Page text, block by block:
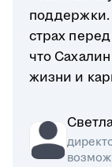
страх
что
жизни и